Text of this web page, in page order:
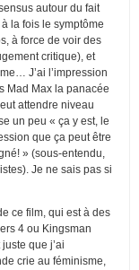
autour du fait
à la fois le symptôme
à force de voir des
critique), et
J’ai l’impression
Mad Max la panacée
attendre niveau
un peu « ça y est, le
que ça peut être
» (sous-entendu,
Je ne sais pas si
ce film, qui est à des
4 ou Kingsman
que j’ai
crie au féminisme,